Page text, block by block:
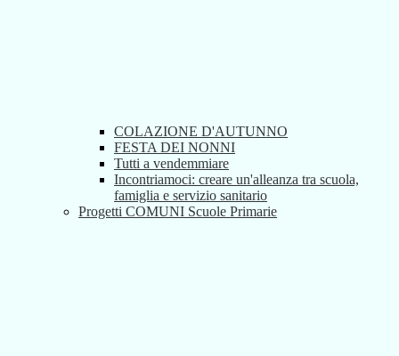
COLAZIONE D'AUTUNNO
FESTA DEI NONNI
Tutti a vendemmiare
Incontriamoci: creare un'alleanza tra scuola,
famiglia e servizio sanitario
Progetti COMUNI Scuole Primarie